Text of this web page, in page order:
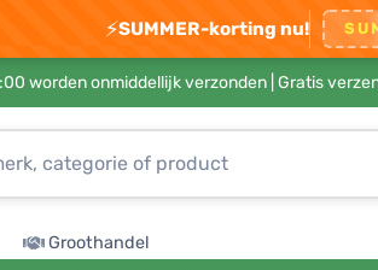
⚡SUMMER-korting nu!
worden onmiddellijk verzonden | Gratis
Groothandel